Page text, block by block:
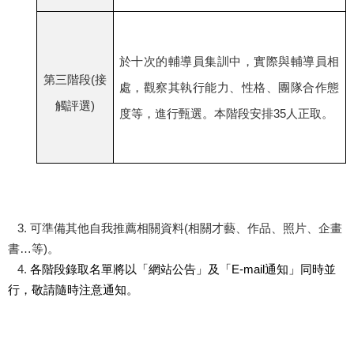
第三階段(接
觸評選)
於十次的輔導員集訓中，實際與輔導員相
處，觀察其執行能力、性格、團隊合作態
度等，進行甄選。本階段安排35人正取。
3. 可準備其他自我推薦相關資料(相關才藝、作品、照片、企畫
書…等)。
4. 各階段錄取名單將以「網站公告」及「E-mail通知」同時並
行，敬請隨時注意通知。